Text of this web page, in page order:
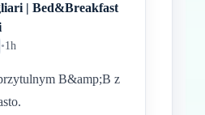
| Bed&Breakfast
•1h
B&amp;B z